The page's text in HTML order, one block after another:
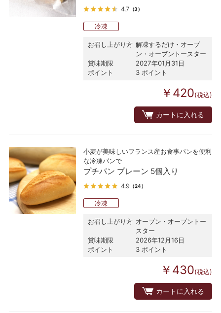
4.7 （3）
冷凍
お召し上がり方 解凍するだけ・オーブ
ン・オーブントースター
賞味期限
2027年01月31日
ポイント
3 ポイント
￥420(税込)
カートに入れる
小麦が美味しいフランス産お食事パンを便利
な冷凍パンで
プチパン プレーン 5個入り
4.9 （24）
冷凍
お召し上がり方 オーブン・オーブントー
スター
賞味期限
2026年12月16日
ポイント
3 ポイント
￥430(税込)
カートに入れる